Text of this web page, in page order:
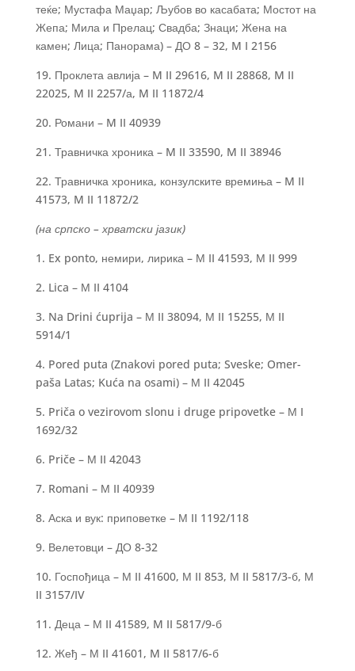
теќе; Мустафа Маџар; Љубов во касабата; Мостот на
Жепа; Мила и Прелац; Свадба; Знаци; Жена на
камен; Лица; Панорама) – ДО 8 – 32, M I 2156
19. Проклета авлија – M II 29616, M II 28868, M II
22025, M II 2257/а, M II 11872/4
20. Романи – M II 40939
21. Травничка хроника – M II 33590, M II 38946
22. Травничка хроника, конзулските времиња – M II
41573, M II 11872/2
(на српско – хрватски јазик)
1. Ex ponto, немири, лирика – М II 41593, М II 999
2. Lica – М II 4104
3. Na Drini ćuprija – М II 38094, М II 15255, М II
5914/1
4. Pored puta (Znakovi pored puta; Sveske; Omer-
paša Latas; Kuća na osami) – М II 42045
5. Priča o vezirovom slonu i druge pripovetke – М I
1692/32
6. Priče – М II 42043
7. Romani – М II 40939
8. Аска и вук: приповетке – М II 1192/118
9. Велетовци – ДО 8-32
10. Госпођица – М II 41600, М II 853, М II 5817/3-б, М
II 3157/IV
11. Деца – М II 41589, M II 5817/9-б
12. Жеђ – М II 41601, M II 5817/6-б